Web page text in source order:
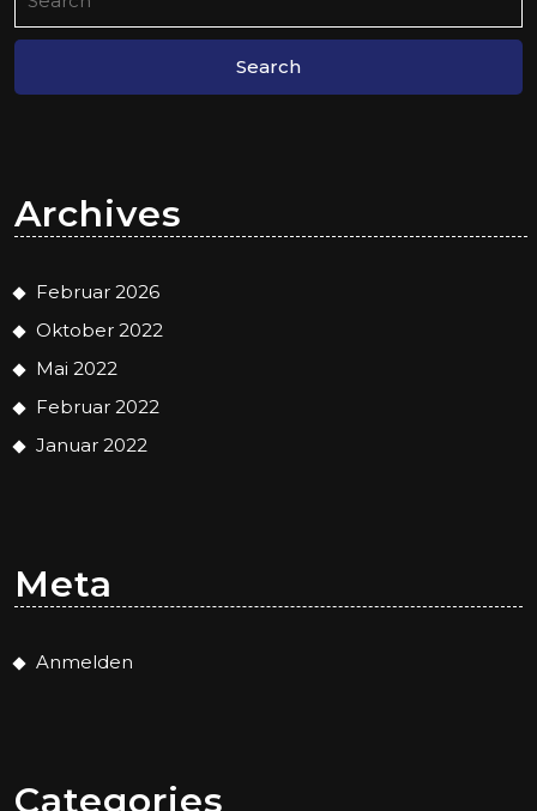
for:
Archives
Februar 2026
Oktober 2022
Mai 2022
Februar 2022
Januar 2022
Meta
Anmelden
Categories